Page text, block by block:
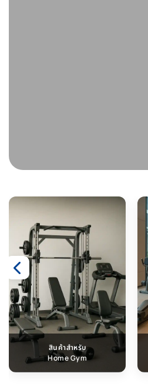
สินค้าสำหรับ
Home Gym